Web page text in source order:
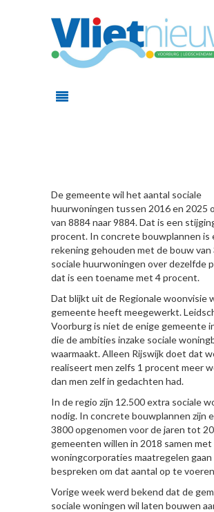
De gemeente wil het aantal sociale
huurwoningen tussen 2016 en 2025
van 8884 naar 9884. Dat is een
procent. In concrete bouwplannen is
rekening gehouden met de bouw van
sociale huurwoningen over dezelfde
dat is een toename met 4 procent.
Dat blijkt uit de Regionale woonvisie
gemeente heeft meegewerkt.
Voorburg is niet de enige gemeente
die de ambities inzake sociale
waarmaakt. Alleen Rijswijk doet dat
realiseert men zelfs 1 procent meer
dan men zelf in gedachten had.
In de regio zijn 12.500 extra sociale
nodig. In concrete bouwplannen zijn
3800 opgenomen voor de jaren tot
gemeenten willen in 2018 samen met
woningcorporaties maatregelen gaan
bespreken om dat aantal op te
Vorige week werd bekend dat de
sociale woningen wil laten bouwen